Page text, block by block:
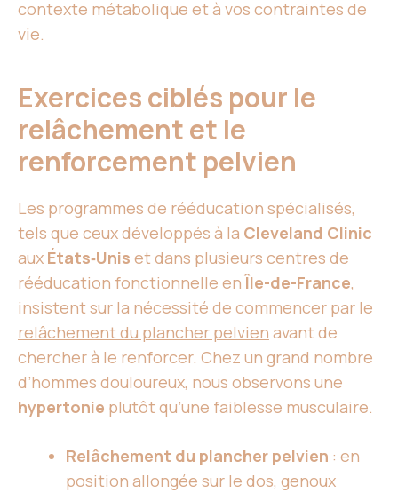
contexte métabolique et à vos contraintes de
vie.
Exercices ciblés pour le
relâchement et le
renforcement pelvien
Les programmes de rééducation spécialisés,
tels que ceux développés à la Cleveland Clinic
aux États‑Unis et dans plusieurs centres de
rééducation fonctionnelle enÎle-de-France,
insistent sur la nécessité de commencer par le
relâchement du plancher pelvien avant de
chercher à le renforcer. Chez un grand nombre
d’hommes douloureux, nous observons une
hypertonie plutôt qu’une faiblesse musculaire.
Relâchement du plancher pelvien : en
position allongée sur le dos, genoux